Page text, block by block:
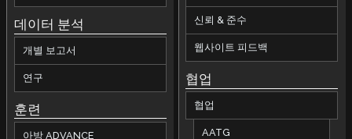
데이터 분석
개별 보고서
연구
훈련
아방 ADVANCE
신뢰 & 준수
웹사이트 피드백
협업
협업
AATG